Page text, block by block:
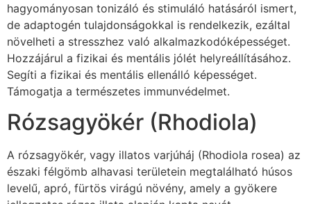
hagyományosan tonizáló és stimuláló hatásáról ismert,
de adaptogén tulajdonságokkal is rendelkezik, ezáltal
növelheti a stresszhez való alkalmazkodóképességet.
Hozzájárul a fizikai és mentális jólét helyreállításához.
Segíti a fizikai és mentális ellenálló képességet.
Támogatja a természetes immunvédelmet.
Rózsagyökér (Rhodiola)
A rózsagyökér, vagy illatos varjúháj (Rhodiola rosea) az
északi félgömb alhavasi területein megtalálható húsos
levelű, apró, fürtös virágú növény, amely a gyökere